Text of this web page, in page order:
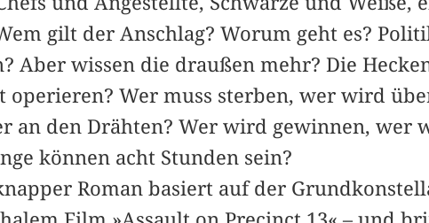
gilt der Anschlag? Worum geht es?
Aber wissen die draußen mehr? Die
operieren? Wer muss sterben, wer wird
an den Drähten? Wer wird gewinnen, wer
können acht Stunden sein?
Roman basiert auf der